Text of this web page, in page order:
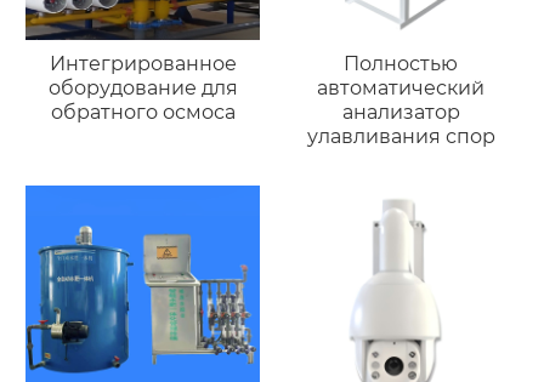
Интегрированное
оборудование для
обратного осмоса
Полностью
автоматический
анализатор
улавливания спор